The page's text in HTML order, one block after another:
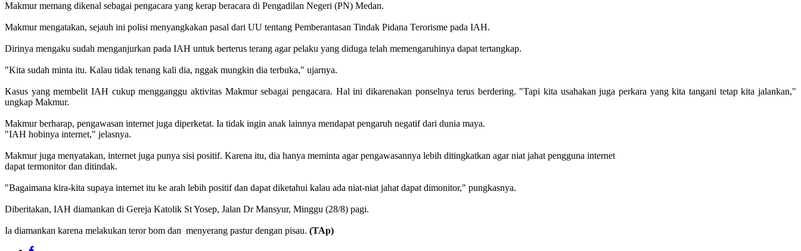
Makmur memang dikenal sebagai pengacara yang kerap beracara di Pengadilan Negeri (PN) Medan.
Makmur mengatakan, sejauh ini polisi menyangkakan pasal dari UU tentang Pemberantasan Tindak Pidana Terorisme pada IAH.
Dirinya mengaku sudah menganjurkan pada IAH untuk berterus terang agar pelaku yang diduga telah memengaruhinya dapat tertangkap.
"Kita sudah minta itu. Kalau tidak tenang kali dia, nggak mungkin dia terbuka," ujarnya.
Kasus yang membelit IAH cukup mengganggu aktivitas Makmur sebagai pengacara. Hal ini dikarenakan ponselnya terus berdering. "Tapi kita usahakan juga perkara yang kita tangani tetap kita jalankan,"
ungkap Makmur.
Makmur berharap, pengawasan internet juga diperketat. Ia tidak ingin anak lainnya mendapat pengaruh negatif dari dunia maya.
"IAH hobinya internet," jelasnya.
Makmur juga menyatakan, internet juga punya sisi positif. Karena itu, dia hanya meminta agar pengawasannya lebih ditingkatkan agar niat jahat pengguna internet
dapat termonitor dan ditindak.
"Bagaimana kira-kita supaya internet itu ke arah lebih positif dan dapat diketahui kalau ada niat-niat jahat dapat dimonitor," pungkasnya.
Diberitakan, IAH diamankan di Gereja Katolik St Yosep, Jalan Dr Mansyur, Minggu (28/8) pagi.
Ia diamankan karena melakukan teror bom dan menyerang pastur dengan pisau. (TAp)